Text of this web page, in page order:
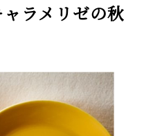
ラメリゼの秋